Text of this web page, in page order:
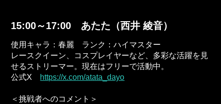
15:00～17:00 あたた（西井 綾音）
使用キャラ：春麗 ランク：ハイマスター
レースクイーン、コスプレイヤーなど、多彩な活躍を見
せるストリーマー。現在はフリーで活動中。
公式X https://x.com/atata_dayo
＜挑戦者へのコメント＞